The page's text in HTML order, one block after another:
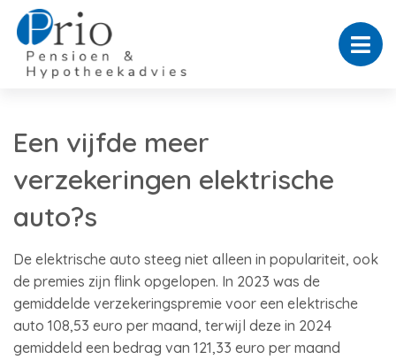
Een vijfde meer
verzekeringen elektrische
auto?s
De elektrische auto steeg niet alleen in populariteit, ook
de premies zijn flink opgelopen. In 2023 was de
gemiddelde verzekeringspremie voor een elektrische
auto 108,53 euro per maand, terwijl deze in 2024
gemiddeld een bedrag van 121,33 euro per maand